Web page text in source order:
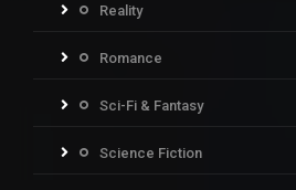
Reality
Romance
Sci-Fi & Fantasy
Science Fiction